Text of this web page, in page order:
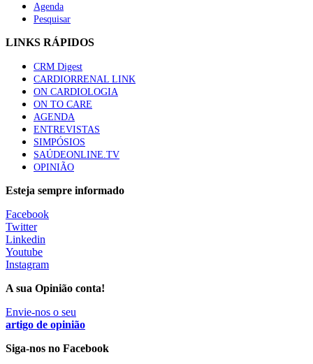
te na Insuficiência Cardíaca” da Bayer
Canábis medicinal e saúde mental
53 visualizações
MAIS NOTÍCIAS
Plataforma criada por estudantes apoia famílias após
diagnóstico de demência
5 Ago, 2026
ULS Alto Alentejo e IPO de Lisboa reforçam cooperação em
Oncologia, formação e investigação
Agenda
Pesquisar
LINKS RÁPIDOS
CRM Digest
CARDIORRENAL LINK
ON CARDIOLOGIA
ON TO CARE
AGENDA
ENTREVISTAS
SIMPÓSIOS
SAÚDEONLINE.TV
OPINIÃO
Esteja sempre informado
Facebook
Twitter
Linkedin
Youtube
Instagram
A sua Opinião conta!
Envie-nos o seu
artigo de opinião
Siga-nos no Facebook